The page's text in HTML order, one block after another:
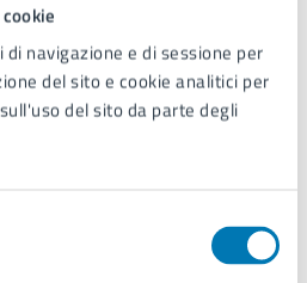
navigazione e di sessione per
del sito e cookie analitici per
del sito da parte degli
02/12/2025 al 15/12/2025
16/12/2025 al 31/12/2025
2018-2024
2020